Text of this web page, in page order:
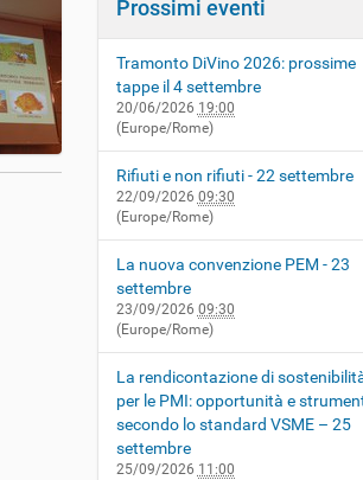
Prossimi eventi
Tramonto DiVino 2026: prossime
tappe il 4 settembre
20/06/2026 19:00
(Europe/Rome)
Rifiuti e non rifiuti - 22 settembre
22/09/2026 09:30
(Europe/Rome)
La nuova convenzione PEM - 23
settembre
23/09/2026 09:30
(Europe/Rome)
La rendicontazione di
per le PMI: opportunità e
secondo lo standard VSME – 25
settembre
25/09/2026 11:00